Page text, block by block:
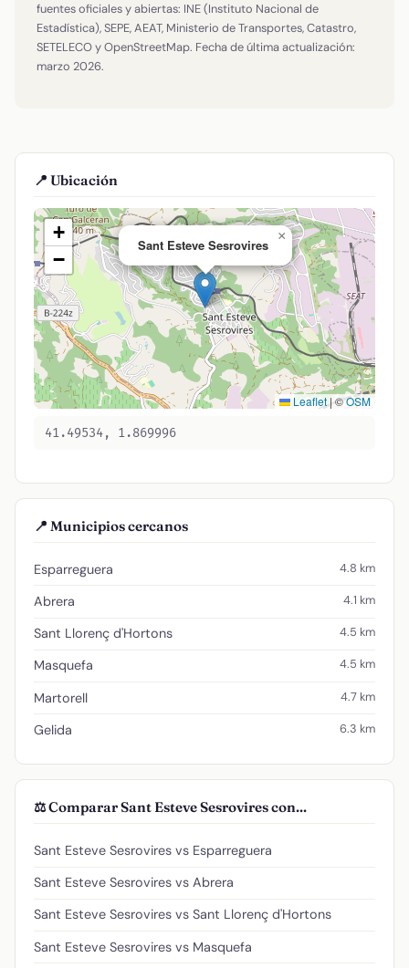
fuentes oficiales y abiertas: INE (Instituto Nacional de
Estadística), SEPE, AEAT, Ministerio de Transportes, Catastro,
SETELECO y OpenStreetMap. Fecha de última actualización:
marzo 2026.
📍 Ubicación
Sant Esteve Sesrovires
×
+
−
Leaflet |©OSM
41.49534, 1.869996
📍 Municipios cercanos
Esparreguera 4.8 km
Abrera 4.1 km
Sant Llorenç d'Hortons 4.5 km
Masquefa 4.5 km
Martorell 4.7 km
Gelida 6.3 km
⚖️ Comparar Sant Esteve Sesrovires con...
Sant Esteve Sesrovires vs Esparreguera
Sant Esteve Sesrovires vs Abrera
Sant Esteve Sesrovires vs Sant Llorenç d'Hortons
Sant Esteve Sesrovires vs Masquefa